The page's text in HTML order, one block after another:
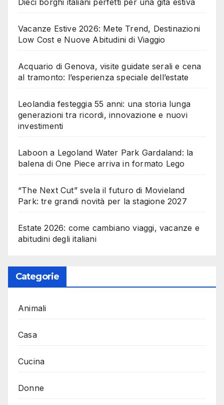
Vacanze Estive 2026: Mete Trend, Destinazioni
Low Cost e Nuove Abitudini di Viaggio
Acquario di Genova, visite guidate serali e cena
al tramonto: l’esperienza speciale dell’estate
Leolandia festeggia 55 anni: una storia lunga
generazioni tra ricordi, innovazione e nuovi
investimenti
Laboon a Legoland Water Park Gardaland: la
balena di One Piece arriva in formato Lego
“The Next Cut” svela il futuro di Movieland
Park: tre grandi novità per la stagione 2027
Estate 2026: come cambiano viaggi, vacanze e
abitudini degli italiani
Categorie
Animali
Casa
Cucina
Donne